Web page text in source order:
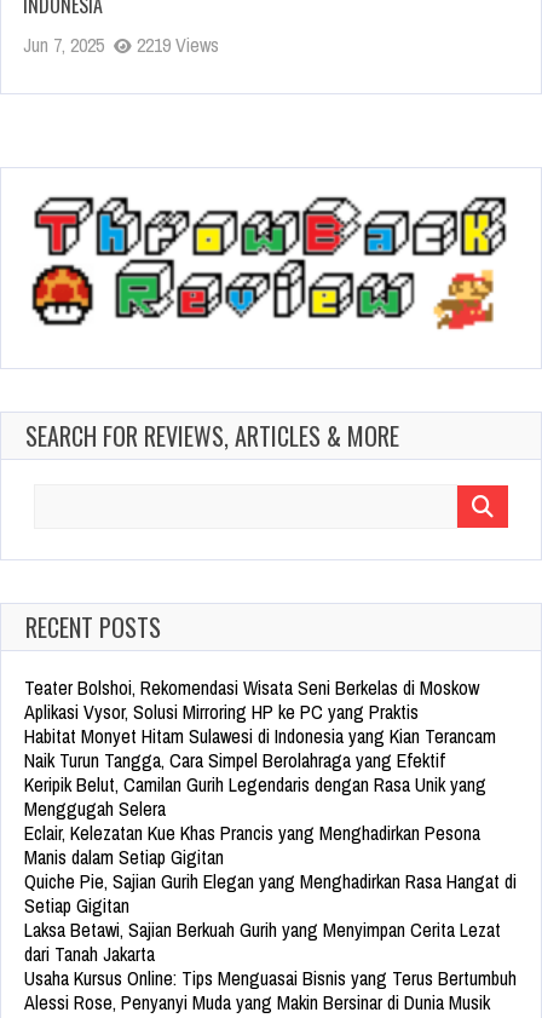
Jun 7, 2025 2219 Views
SEARCH FOR REVIEWS, ARTICLES & MORE
RECENT POSTS
Teater Bolshoi, Rekomendasi Wisata Seni Berkelas di Moskow
Aplikasi Vysor, Solusi Mirroring HP ke PC yang Praktis
Habitat Monyet Hitam Sulawesi di Indonesia yang Kian Terancam
Naik Turun Tangga, Cara Simpel Berolahraga yang Efektif
Keripik Belut, Camilan Gurih Legendaris dengan Rasa Unik yang
Menggugah Selera
Eclair, Kelezatan Kue Khas Prancis yang Menghadirkan Pesona
Manis dalam Setiap Gigitan
Quiche Pie, Sajian Gurih Elegan yang Menghadirkan Rasa Hangat di
Setiap Gigitan
Laksa Betawi, Sajian Berkuah Gurih yang Menyimpan Cerita Lezat
dari Tanah Jakarta
Usaha Kursus Online: Tips Menguasai Bisnis yang Terus Bertumbuh
Alessi Rose, Penyanyi Muda yang Makin Bersinar di Dunia Musik